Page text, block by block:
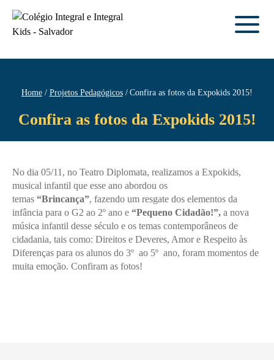
Home Projetos Pedagógicos Confira as fotos da Expokids 2015!
Confira as fotos da Expokids 2015!
No dia 05/11, no Teatro Diplomata, realizamos a Expokids,
musical infantil que esse ano abordou os
temas “Brincança”, fazendo um resgate dos elementos da
infância para o G2 ao 2º ano e “Pequeno Cidadão!”, a nova
música infantil desse século e os temas contemporâneos de
cidadania, tais como: Direitos e Deveres, Amor e Respeito às
Diferenças para os alunos do 3º ao 5º ano, foram momentos de
muita emoção. Confiram as fotos!